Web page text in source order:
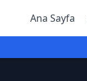
Ana Sayfa